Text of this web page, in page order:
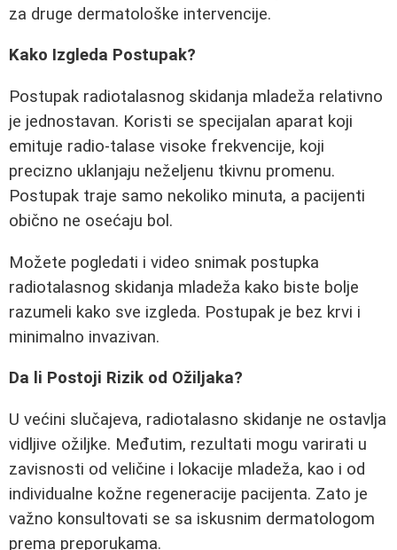
za druge dermatološke intervencije.
Kako Izgleda Postupak?
Postupak radiotalasnog skidanja mladeža relativno
je jednostavan. Koristi se specijalan aparat koji
emituje radio-talase visoke frekvencije, koji
precizno uklanjaju neželjenu tkivnu promenu.
Postupak traje samo nekoliko minuta, a pacijenti
obično ne osećaju bol.
Možete pogledati i video snimak postupka
radiotalasnog skidanja mladeža kako biste bolje
razumeli kako sve izgleda. Postupak je bez krvi i
minimalno invazivan.
Da li Postoji Rizik od Ožiljaka?
U većini slučajeva, radiotalasno skidanje ne ostavlja
vidljive ožiljke. Međutim, rezultati mogu varirati u
zavisnosti od veličine i lokacije mladeža, kao i od
individualne kožne regeneracije pacijenta. Zato je
važno konsultovati se sa iskusnim dermatologom
prema preporukama.